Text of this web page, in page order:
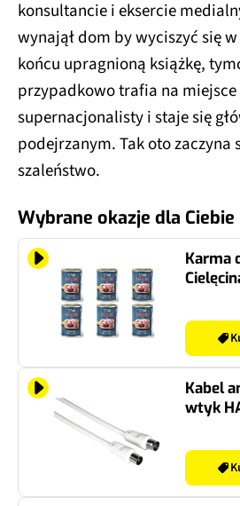
konsultancie i eksercie
wynajął dom by wyciszyć się
końcu upragnioną książkę,
przypadkowo trafia na
supernacjonalisty i staje się
podejrzanym. Tak oto zaczyna
szaleństwo.
Wybrane okazje dla Ciebie
Karma
Kabel
wtyk